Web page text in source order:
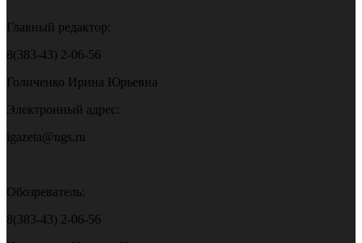
Главный редактор:
8(383-43) 2-06-56
Голиченко Ирина Юрьевна
Электронный адрес:
igazeta@ngs.ru
Обозреватель:
8(383-43) 2-06-56